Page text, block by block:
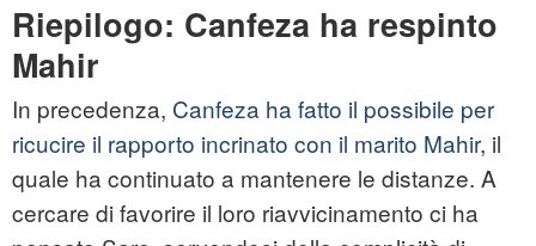
Riepilogo: Canfeza ha respinto
Mahir
In precedenza, Canfeza ha fatto il possibile per
ricucire il rapporto incrinato con il marito Mahir, il
quale ha continuato a mantenere le distanze. A
cercare di favorire il loro riavvicinamento ci ha